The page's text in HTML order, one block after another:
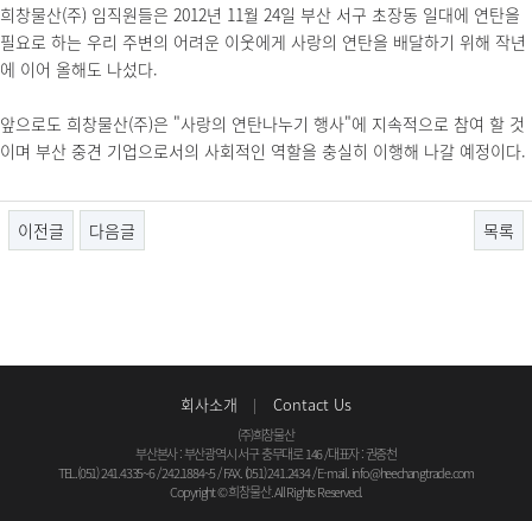
희창물산(주) 임직원들은 2012년 11월 24일 부산 서구 초장동 일대에 연탄을
필요로 하는 우리 주변의 어려운 이웃에게 사랑의 연탄을 배달하기 위해 작년
에 이어 올해도 나섰다.
앞으로도 희창물산(주)은 "사랑의 연탄나누기 행사"에 지속적으로 참여 할 것
이며 부산 중견 기업으로서의 사회적인 역할을 충실히 이행해 나갈 예정이다.
이전글 다음글 목록
회사소개 Contact Us
(주)희창물산
부산본사 : 부산광역시 서구 충무대로 146/대표자 : 권중천
TEL.(051) 241.4335~6 / 242.1884~5 / FAX. (051) 241.2434 / E-mail.info@heechangtrade.com
Copyright © 희창물산. All Rights Reserved.